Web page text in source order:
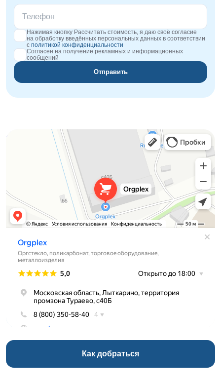
Нажимая кнопку Рассчитать стоимость, я даю своё согласие
на обработку введённых персональных данных в соответствии
с политикой конфиденциальности
Согласен на получение рекламных и информационных
сообщений
Отправить
Orgplex
Оргстекло, поликарбонат в Лыткарине
Торговое оборудование в Лыткарине
Как добраться